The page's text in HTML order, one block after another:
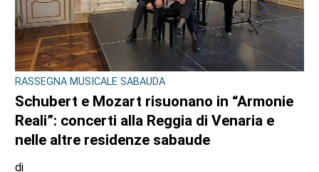
RASSEGNA MUSICALE SABAUDA
Schubert e Mozart risuonano in “Armonie
Reali”: concerti alla Reggia di Venaria e
nelle altre residenze sabaude
di